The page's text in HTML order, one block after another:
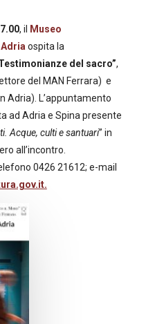
, il
Museo
ospita la
del sacro”,
del MAN Ferrara) e
Adria). L’appuntamento
ad Adria e Spina presente
Acque, culti e santuari” in
all’incontro.
0426 21612; e-mail